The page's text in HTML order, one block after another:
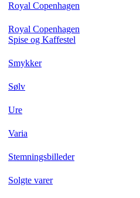
Royal Copenhagen
Royal Copenhagen
Spise og Kaffestel
Smykker
Sølv
Ure
Varia
Stemningsbilleder
Solgte varer